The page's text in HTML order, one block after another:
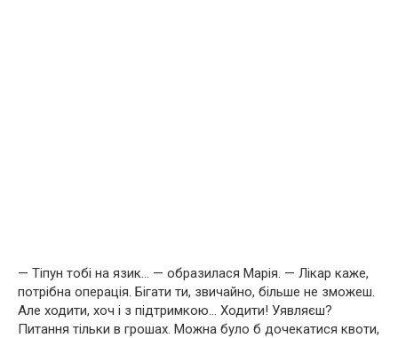
— Тіпун тобі на язик… — образилася Марія. — Лікар каже,
потрібна операція. Бігати ти, звичайно, більше не зможеш.
Але ходити, хоч і з підтримкою… Ходити! Уявляєш?
Питання тільки в грошах. Можна було б дочекатися квоти,